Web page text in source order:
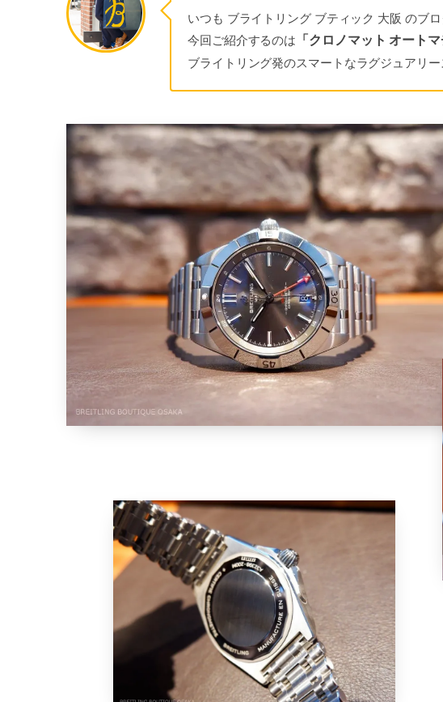
いつも ブライトリング ブティック 大阪 のブ
今回ご紹介するのは 「クロノマット オート
ブライトリング発のスマートなラグジュアリ